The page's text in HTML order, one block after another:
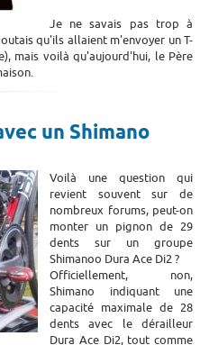
Je ne savais pas trop à
qu'ils allaient m'envoyer un T-
mais voilà qu'aujourd'hui, le Père
un Shimano
Voilà une question qui
revient souvent sur de
nombreux forums, peut-on
monter un pignon de 29
dents sur un groupe
Shimanoo Dura Ace Di2 ?
Officiellement, non,
Shimano indiquant une
capacité maximale de 28
dents avec le dérailleur
Dura Ace Di2, tout comme